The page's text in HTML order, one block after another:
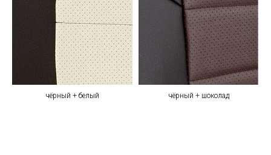
чёрный + белый чёрный + шоколад